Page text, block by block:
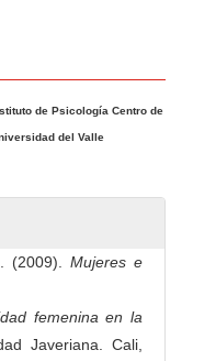
de Psicología Centro de
del Valle
(2009). Mujeres e
femeninaen la
Javeriana. Cali,